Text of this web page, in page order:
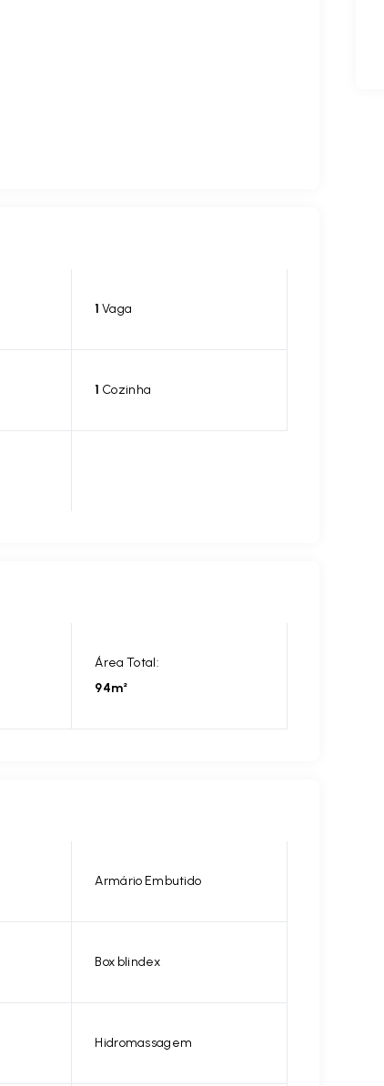
1 Vaga
1 Cozinha
Área Total:
94m²
Armário Embutido
Box blindex
Hidromassagem